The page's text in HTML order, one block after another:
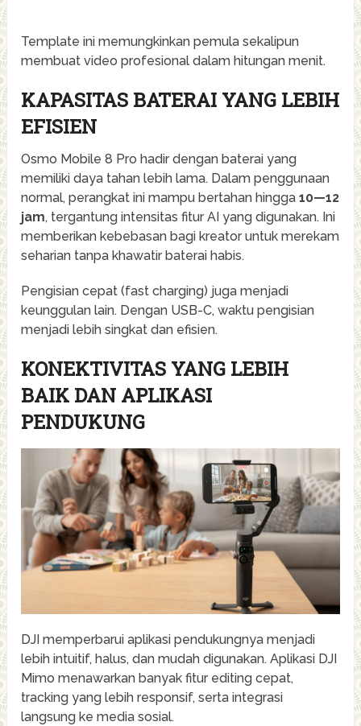
Template ini memungkinkan pemula sekalipun
membuat video profesional dalam hitungan menit.
KAPASITAS BATERAI YANG LEBIH
EFISIEN
Osmo Mobile 8 Pro hadir dengan baterai yang
memiliki daya tahan lebih lama. Dalam penggunaan
normal, perangkat ini mampu bertahan hingga10—12
jam, tergantung intensitas fitur AI yang digunakan. Ini
memberikan kebebasan bagi kreator untuk merekam
seharian tanpa khawatir baterai habis.
Pengisian cepat (fast charging) juga menjadi
keunggulan lain. Dengan USB-C, waktu pengisian
menjadi lebih singkat dan efisien.
KONEKTIVITAS YANG LEBIH
BAIK DAN APLIKASI
PENDUKUNG
DJI memperbarui aplikasi pendukungnya menjadi
lebih intuitif, halus, dan mudah digunakan. Aplikasi DJI
Mimo menawarkan banyak fitur editing cepat,
tracking yang lebih responsif, serta integrasi
langsung ke media sosial.